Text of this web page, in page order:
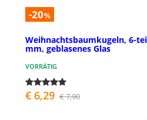
-20%
Weihnachtsbaumkugeln, 6-
mm, geblasenes Glas
VORRÄTIG
€ 6,29 € 7,90